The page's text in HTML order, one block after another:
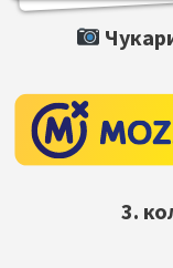
3.